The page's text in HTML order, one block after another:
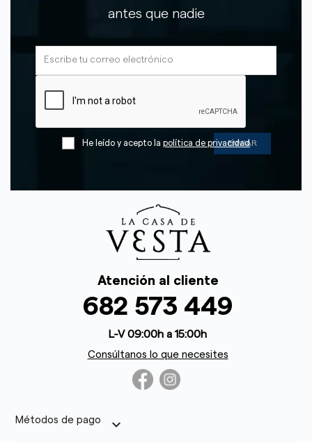
antes que nadie
He leído y acepto la política de privacidad
Atención al cliente
682 573 449
L-V 09:00h a 15:00h
Consúltanos lo que necesites
Métodos de pago keyboard_arrow_down